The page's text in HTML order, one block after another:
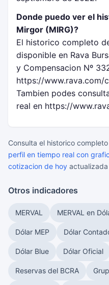
Donde puedo ver el
Mirgor (MIRG)?
El historico completo
disponible en Rava
y Compensacion Nº
https://www.rava.com/
Tambien podes
real en https://
Consulta el historico
perfil en tiempo real con
cotizacion de hoy
Otros indicadores
MERVAL MERVAL en
Dólar MEP Dólar
Dólar Blue Dólar Oficial
Reservas del BCRA